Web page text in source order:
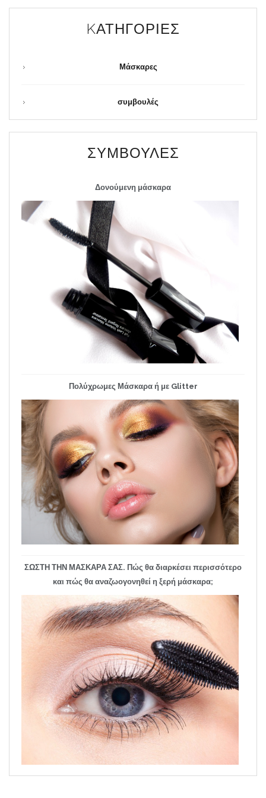
KΑΤΗΓΟΡΊΕΣ
Μάσκαρες
συμβουλές
ΣΥΜΒΟΥΛΈΣ
Δονούμενη μάσκαρα
Πολύχρωμες Μάσκαρα ή με Glitter
ΣΩΣΤΗ ΤΗΝ ΜΑΣΚΑΡΑ ΣΑΣ. Πώς θα διαρκέσει περισσότερο
και πώς θα αναζωογονηθεί η ξερή μάσκαρα;